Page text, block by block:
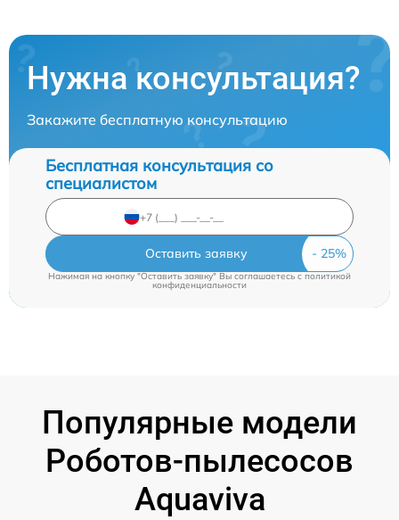
Нужна консультация?
Закажите бесплатную консультацию
Бесплатная консультация со
специалистом
Оставить заявку
Нажимая на кнопку "Оставить заявку" Вы соглашаетесь c политикой
конфиденциальности
Популярные модели
Роботов-пылесосов
Aquaviva